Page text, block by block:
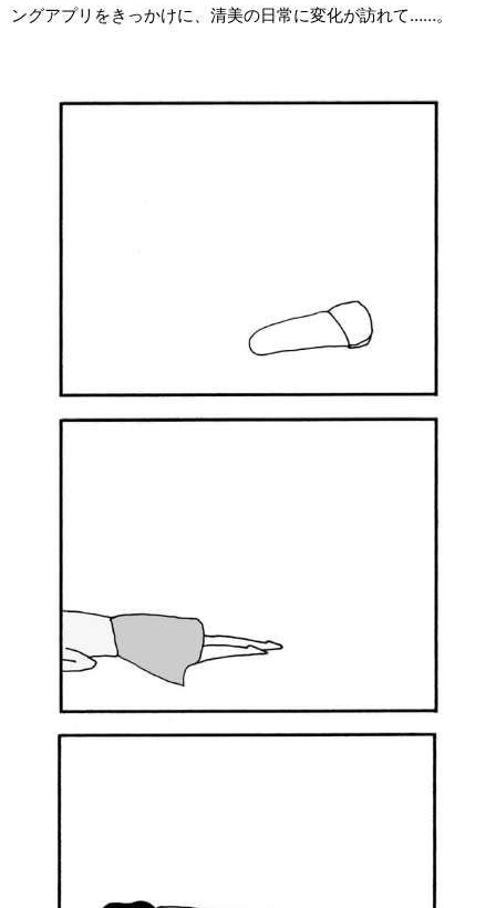
ングアプリをきっかけに、清美の日常に変化が訪れて……。